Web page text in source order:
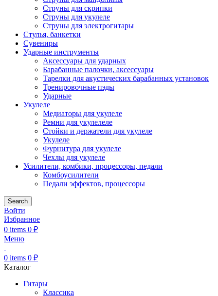
Струны для скрипки
Струны для укулеле
Струны для электрогитары
Стулья, банкетки
Сувениры
Ударные инструменты
Аксессуары для ударных
Барабанные палочки, аксессуары
Тарелки для акустических барабанных установок
Тренировочные пэды
Ударные
Укулеле
Медиаторы для укулеле
Ремни для укулелеле
Стойки и держатели для укулеле
Укулеле
Фурнитура для укулеле
Чехлы для укулеле
Усилители, комбики, процессоры, педали
Комбоусилители
Педали эффектов, процессоры
Search
Войти
Избранное
0 items 0 ₽
Меню
0 items 0 ₽
Каталог
Гитары
Классика